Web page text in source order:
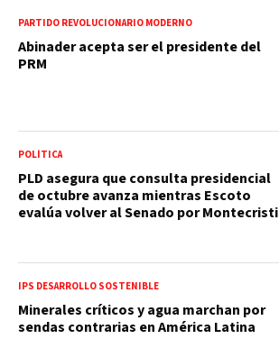
PARTIDO REVOLUCIONARIO MODERNO
Abinader acepta ser el presidente del
PRM
POLÍTICA
PLD asegura que consulta presidencial
de octubre avanza mientras Escoto
evalúa volver al Senado por Montecristi
IPS DESARROLLO SOSTENIBLE
Minerales críticos y agua marchan por
sendas contrarias en América Latina